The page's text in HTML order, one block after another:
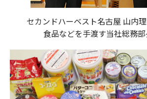
セカンドハーベスト名古屋 山内
食品などを手渡す当社総務